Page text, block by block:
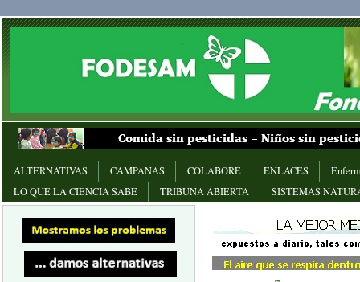
ALTERNATIVAS CAMPAÑAS COLABORE ENLACES
LO QUE LA CIENCIA SABE
TRIBUNA ABIERTA SISTEMAS